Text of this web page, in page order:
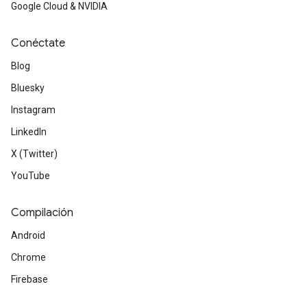
Google Cloud & NVIDIA
Conéctate
Blog
Bluesky
Instagram
LinkedIn
X (Twitter)
YouTube
Compilación
Android
Chrome
Firebase